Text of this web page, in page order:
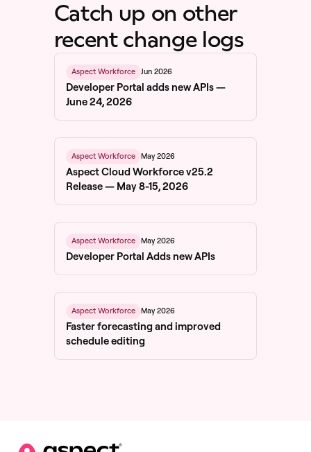
Catch up on other
recent change logs
Aspect Workforce Jun 2026
Developer Portal adds new APIs —
June 24, 2026
Aspect Workforce May 2026
Aspect Cloud Workforce v25.2
Release — May 8-15, 2026
Aspect Workforce May 2026
Developer Portal Adds new APIs
Aspect Workforce May 2026
Faster forecasting and improved
schedule editing